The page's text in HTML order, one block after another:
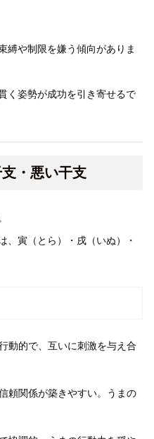
縛や制限を嫌う傾向がありま
く姿勢が成功を引き寄せるで
・悪い干支
、寅（とら）・戌（いぬ）・
動的で、互いに刺激を与え合
頼関係が築きやすい。うまの